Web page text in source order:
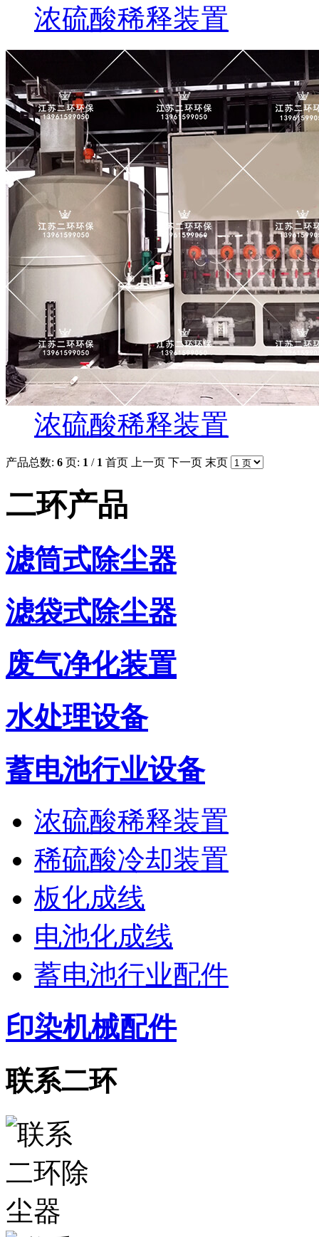
浓硫酸稀释装置
浓硫酸稀释装置
产品总数: 6 页: 1 / 1 首页 上一页 下一页 末页
二环产品
滤筒式除尘器
滤袋式除尘器
废气净化装置
水处理设备
蓄电池行业设备
浓硫酸稀释装置
稀硫酸冷却装置
板化成线
电池化成线
蓄电池行业配件
印染机械配件
联系二环